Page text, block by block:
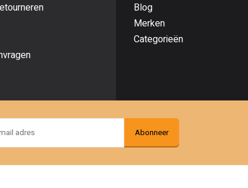
Blog
Merken
Categorieën
Abonneer